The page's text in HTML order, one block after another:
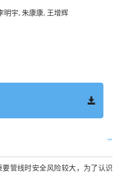
明宇, 朱康康, 王增辉
管线时安全风险较大，为了认识